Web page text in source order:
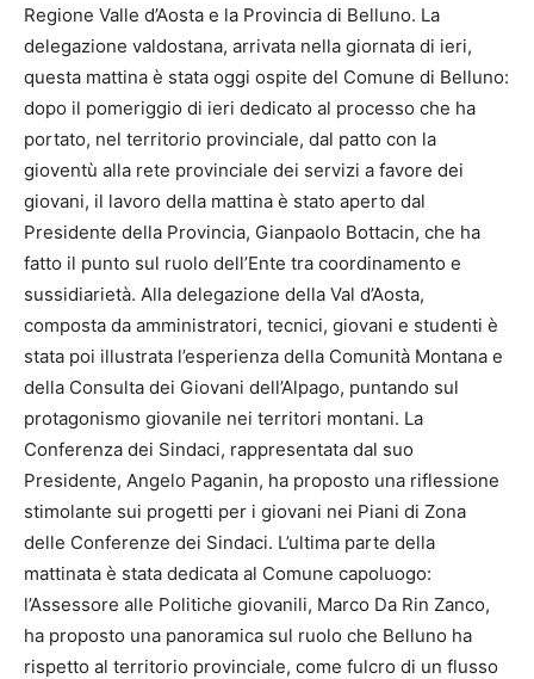
Regione Valle d’Aosta e la Provincia di Belluno. La
delegazione valdostana, arrivata nella giornata di ieri,
questa mattina è stata oggi ospite del Comune di Belluno:
dopo il pomeriggio di ieri dedicato al processo che ha
portato, nel territorio provinciale, dal patto con la
gioventù alla rete provinciale dei servizi a favore dei
giovani, il lavoro della mattina è stato aperto dal
Presidente della Provincia, Gianpaolo Bottacin, che ha
fatto il punto sul ruolo dell’Ente tra coordinamento e
sussidiarietà. Alla delegazione della Val d’Aosta,
composta da amministratori, tecnici, giovani e studenti è
stata poi illustrata l’esperienza della Comunità Montana e
della Consulta dei Giovani dell’Alpago, puntando sul
protagonismo giovanile nei territori montani. La
Conferenza dei Sindaci, rappresentata dal suo
Presidente, Angelo Paganin, ha proposto una riflessione
stimolante sui progetti per i giovani nei Piani di Zona
delle Conferenze dei Sindaci. L’ultima parte della
mattinata è stata dedicata al Comune capoluogo:
l’Assessore alle Politiche giovanili, Marco Da Rin Zanco,
ha proposto una panoramica sul ruolo che Belluno ha
rispetto al territorio provinciale, come fulcro di un flusso